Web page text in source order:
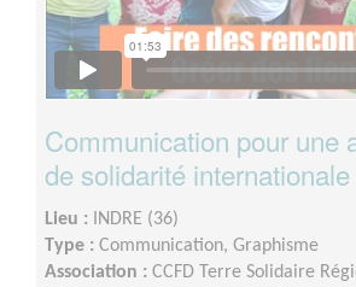
Communication pour une
de solidarité internationale
Lieu :
INDRE (36)
Type : Communication, Graphisme
Association : CCFD Terre Solidaire